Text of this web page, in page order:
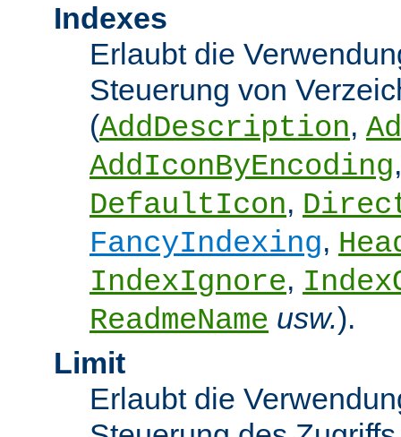
Indexes
Erlaubt die
Steuerung von
(AddDescription,
AddIconByEncoding
DefaultIcon,
FancyIndexing,
IndexIgnore,
ReadmeName usw.).
Limit
Erlaubt die